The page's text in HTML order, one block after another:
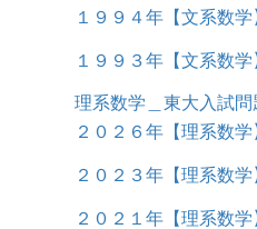
１９９４年【文系数
１９９３年【文系数
理系数学＿東大入試問
２０２６年【理系数
２０２３年【理系数
２０２１年【理系数